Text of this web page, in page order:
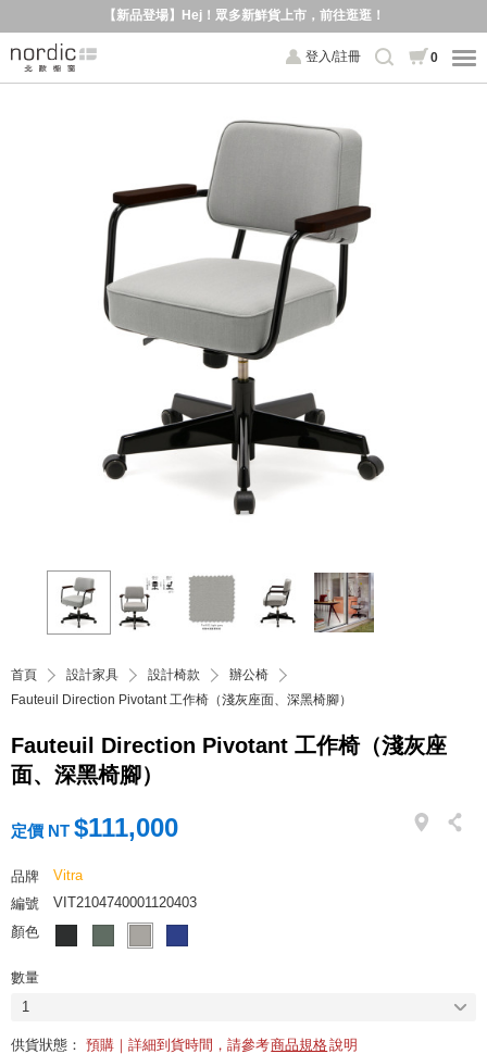
【新品登場】Hej！眾多新鮮貨上市，前往逛逛！
登入/註冊 0
首頁 設計家具 設計椅款
辦公椅
Fauteuil Direction Pivotant 工作椅（淺灰座面、深黑椅腳）
Fauteuil Direction Pivotant 工作椅（淺灰座
面、深黑椅腳）
定價 NT $111,000
品牌
Vitra
編號
VIT2104740001120403
顏色
數量
1
供貨狀態： 預購｜詳細到貨時間，請參考商品規格說明